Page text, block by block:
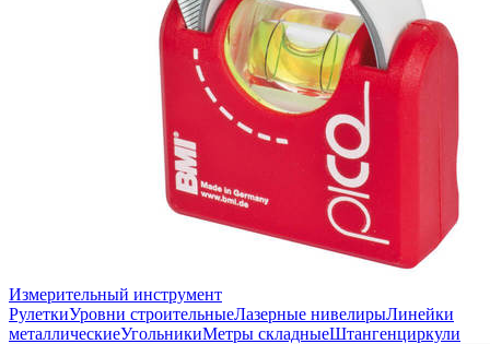
Измерительный инструмент
РулеткиУровни строительныеЛазерные нивелирыЛинейки
металлическиеУгольникиМетры складныеШтангенциркули